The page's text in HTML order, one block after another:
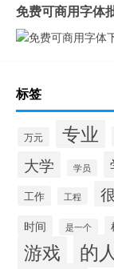
免费可商用字体
标签
万元 专业
大学 学员
工作 工程
时间 是一个
游戏 的人